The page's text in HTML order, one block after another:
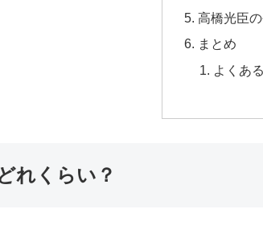
高橋光臣
まとめ
よくあ
れくらい？